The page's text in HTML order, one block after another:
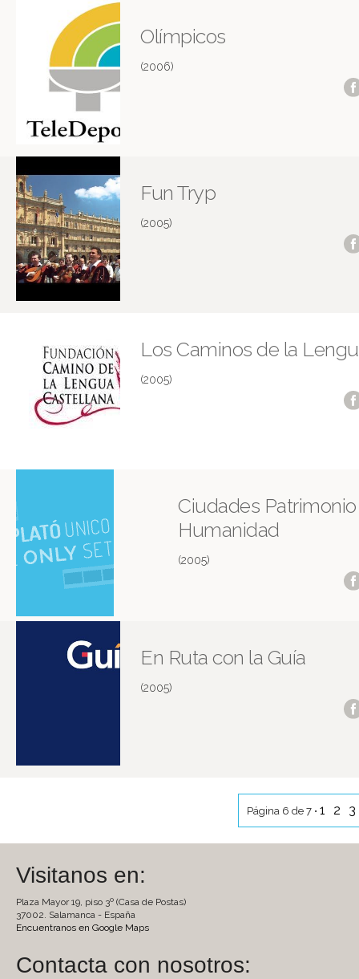
Olímpicos
(2006)
Fun Tryp
(2005)
Los Caminos de la
(2005)
Ciudades
Humanidad
(2005)
En Ruta con la Guía
(2005)
Página 6 de 7 • 1 2 3
Visitanos en:
Plaza Mayor 19, piso 3º (Casa de Postas)
37002. Salamanca - España
Encuentranos en Google Maps
Contacta con nosotros: